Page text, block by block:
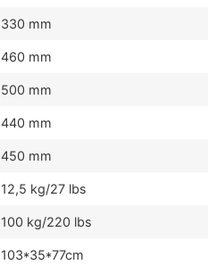
330 mm
460 mm
500 mm
440 mm
450 mm
12,5 kg/27 lbs
100 kg/220 lbs
103*35*77cm